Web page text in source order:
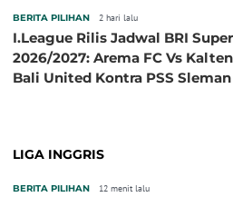
BERITA PILIHAN 2 hari lalu
I.League Rilis Jadwal BRI
2026/2027: Arema FC Vs
Bali United Kontra PSS
LIGA INGGRIS
BERITA PILIHAN 12 menit lalu